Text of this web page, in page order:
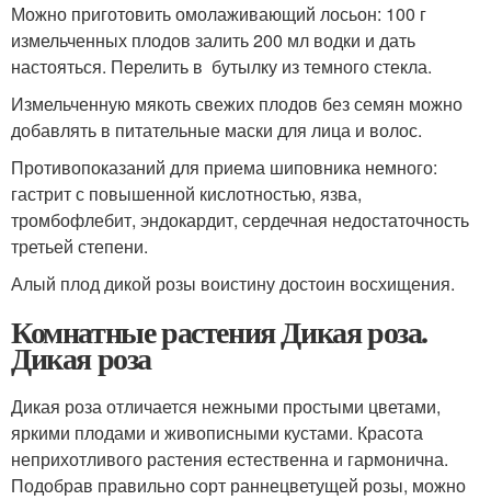
Можно приготовить омолаживающий лосьон: 100 г
измельченных плодов залить 200 мл водки и дать
настояться. Перелить в бутылку из темного стекла.
Измельченную мякоть свежих плодов без семян можно
добавлять в питательные маски для лица и волос.
Противопоказаний для приема шиповника немного:
гастрит с повышенной кислотностью, язва,
тромбофлебит, эндокардит, сердечная недостаточность
третьей степени.
Алый плод дикой розы воистину достоин восхищения.
Комнатные растения Дикая роза.
Дикая роза
Дикая роза отличается нежными простыми цветами,
яркими плодами и живописными кустами. Красота
неприхотливого растения естественна и гармонична.
Подобрав правильно сорт раннецветущей розы, можно